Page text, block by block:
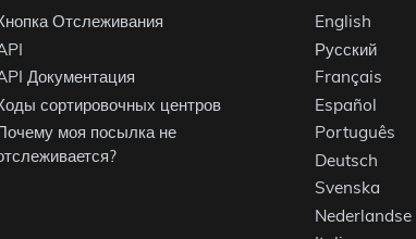
Отслеживания
Документация
сортировочных центров
моя посылка не
English
Русский
Français
Español
Português
Deutsch
Svenska
Nederlandse